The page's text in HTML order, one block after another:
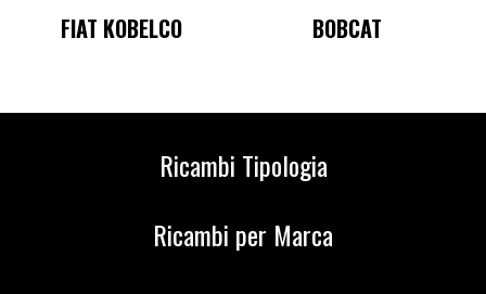
BOBCAT KOMATSU
Ricambi Tipologia
Ricambi per Marca